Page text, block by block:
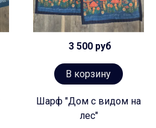
3 500 руб
В корзину
Шарф "Дом с видом на
лес"